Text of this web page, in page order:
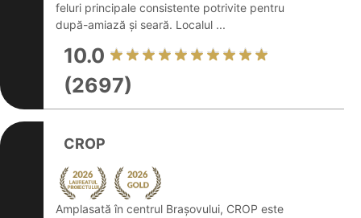
feluri principale consistente potrivite pentru
după-amiază și seară. Localul ...
10.0
(2697)
CROP
Amplasată în centrul Brașovului, CROP este